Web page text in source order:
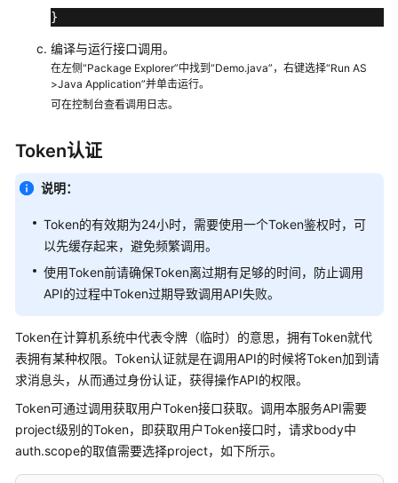
统
}
编译与运行接口调用。
在左侧“Package Explorer”中找到“Demo.java”，右键选择“Run AS
>Java Application”并单击运行。
可在控制台查看调用日志。
Token认证
说明：
Token的有效期为24小时，需要使用一个Token鉴权时，可
以先缓存起来，避免频繁调用。
使用Token前请确保Token离过期有足够的时间，防止调用
API的过程中Token过期导致调用API失败。
Token在计算机系统中代表令牌（临时）的意思，拥有Token就代
表拥有某种权限。Token认证就是在调用API的时候将Token加到请
求消息头，从而通过身份认证，获得操作API的权限。
Token可通过调用获取用户Token接口获取。调用本服务API需要
project级别的Token，即获取用户Token接口时，请求body中
auth.scope的取值需要选择project，如下所示。